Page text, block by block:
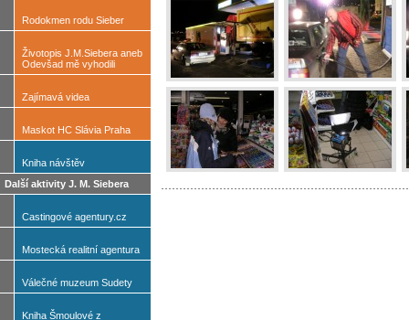
Rodokmen rodu Sieber
Životopis J.M.Siebera aneb
Odevšad mě vyhodili
Zajímavá videa
Maskot HC Slávia Praha
Kniha návštěv
Další aktivity J. M. Siebera
Castingové agentury.cz
Mostecká realitní agentura
Válečné muzeum Sudety
Kniha Šmoulové z